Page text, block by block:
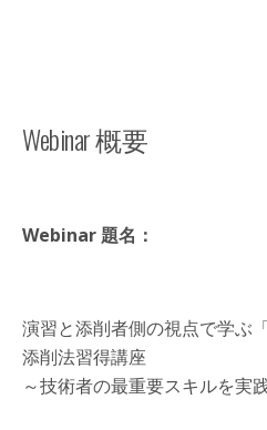
Webinar 概要
Webinar 題名：
演習と添削者側の視点で学ぶ
添削法習得講座
～技術者の最重要スキルを実